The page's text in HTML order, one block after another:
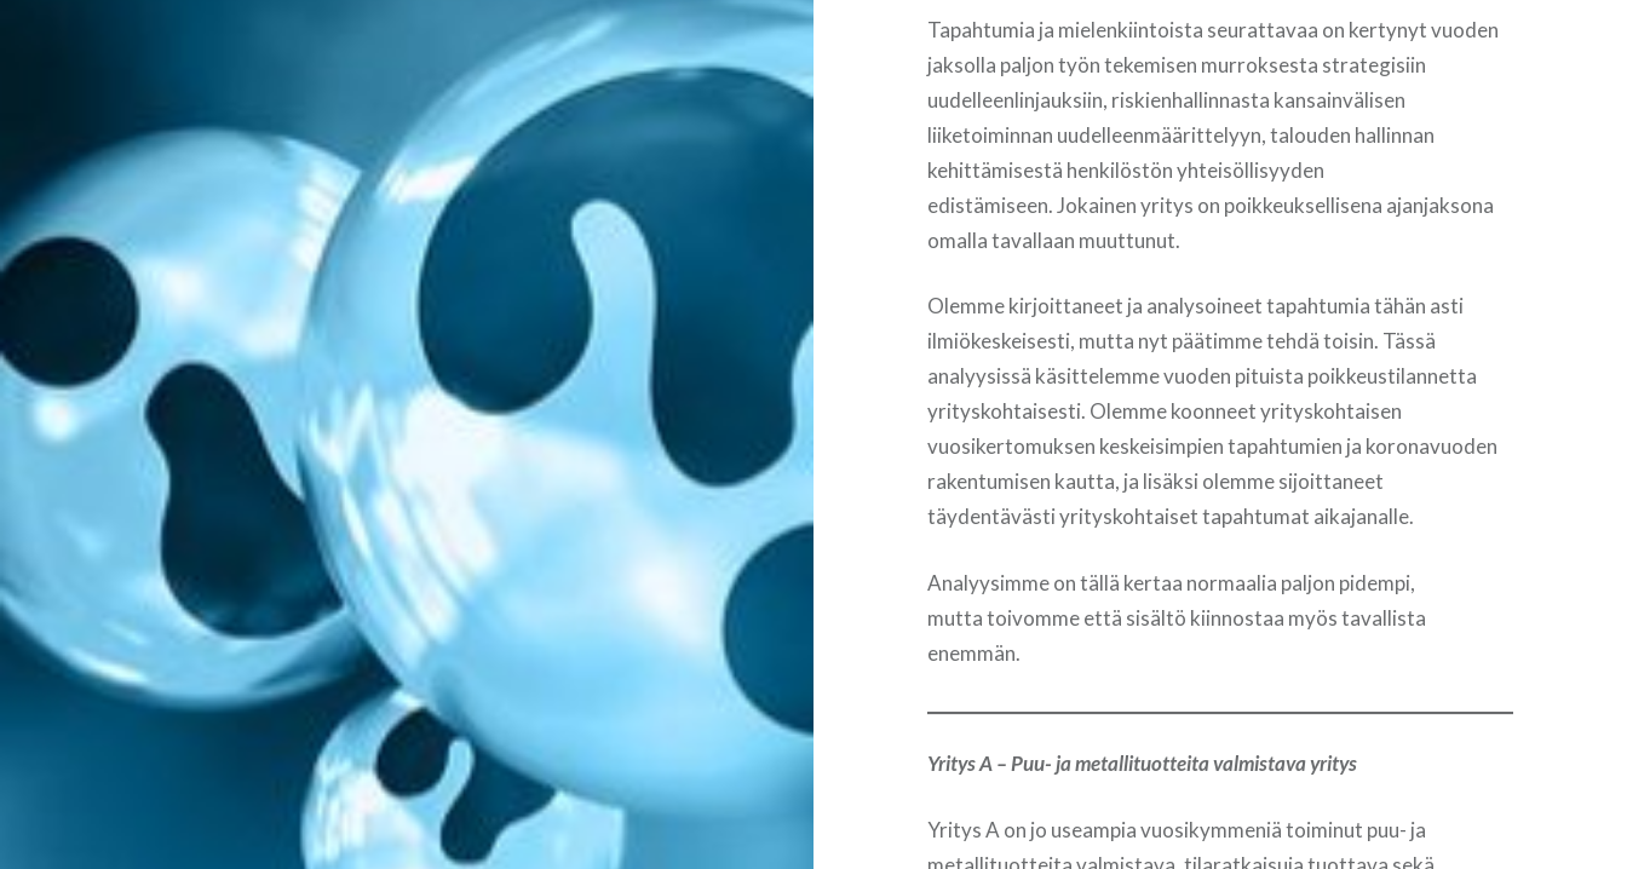
Tapahtumia ja mielenkiintoista seurattavaa on kertynyt vuoden
jaksolla paljon työn tekemisen murroksesta strategisiin
uudelleenlinjauksiin, riskienhallinnasta kansainvälisen
liiketoiminnan uudelleenmäärittelyyn, talouden hallinnan
kehittämisestä henkilöstön yhteisöllisyyden
edistämiseen. Jokainen yritys on poikkeuksellisena ajanjaksona
omalla tavallaan muuttunut.
Olemme kirjoittaneet ja analysoineet tapahtumia tähän asti
ilmiökeskeisesti, mutta nyt päätimme tehdä toisin. Tässä
analyysissä käsittelemme vuoden pituista poikkeustilannetta
yrityskohtaisesti. Olemme koonneet yrityskohtaisen
vuosikertomuksen keskeisimpien tapahtumien ja koronavuoden
rakentumisen kautta, ja lisäksi olemme sijoittaneet
täydentävästi yrityskohtaiset tapahtumat aikajanalle.
Analyysimme on tällä kertaa normaalia paljon pidempi,
mutta toivomme että sisältö kiinnostaa myös tavallista
enemmän.
Yritys A – Puu- ja metallituotteita valmistava yritys
Yritys A on jo useampia vuosikymmeniä toiminut puu- ja